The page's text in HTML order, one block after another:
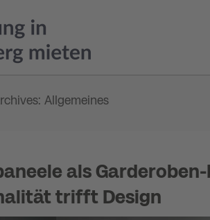
Allgemeines
als
trifft Design